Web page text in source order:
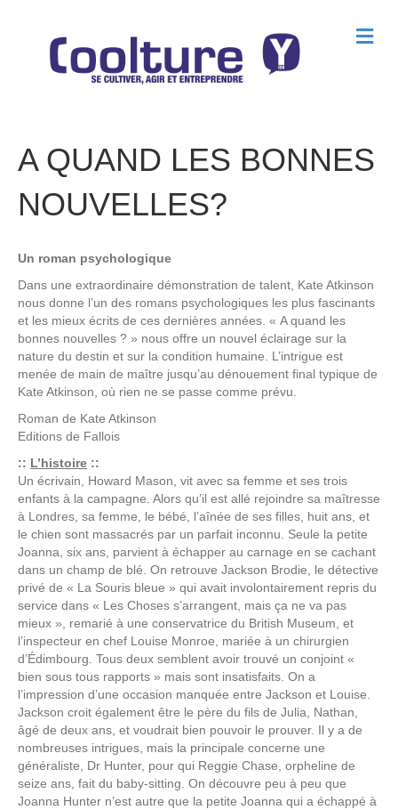
M
e
A QUAND LES BONNES
NOUVELLES?
Un roman psychologique
Dans une extraordinaire démonstration de talent, Kate Atkinson
nous donne l’un des romans psychologiques les plus fascinants
et les mieux écrits de ces dernières années. « A quand les
bonnes nouvelles ? » nous offre un nouvel éclairage sur la
nature du destin et sur la condition humaine. L’intrigue est
menée de main de maître jusqu’au dénouement final typique de
Kate Atkinson, où rien ne se passe comme prévu.
Roman de Kate Atkinson
Editions de Fallois
:: L’histoire ::
Un écrivain, Howard Mason, vit avec sa femme et ses trois
enfants à la campagne. Alors qu’il est allé rejoindre sa maîtresse
à Londres, sa femme, le bébé, l’aînée de ses filles, huit ans, et
le chien sont massacrés par un parfait inconnu. Seule la petite
Joanna, six ans, parvient à échapper au carnage en se cachant
dans un champ de blé. On retrouve Jackson Brodie, le détective
privé de « La Souris bleue » qui avait involontairement repris du
service dans « Les Choses s’arrangent, mais ça ne va pas
mieux », remarié à une conservatrice du British Museum, et
l’inspecteur en chef Louise Monroe, mariée à un chirurgien
d’Édimbourg. Tous deux semblent avoir trouvé un conjoint «
bien sous tous rapports » mais sont insatisfaits. On a
l’impression d’une occasion manquée entre Jackson et Louise.
Jackson croit également être le père du fils de Julia, Nathan,
âgé de deux ans, et voudrait bien pouvoir le prouver. Il y a de
nombreuses intrigues, mais la principale concerne une
généraliste, Dr Hunter, pour qui Reggie Chase, orpheline de
seize ans, fait du baby-sitting. On découvre peu à peu que
Joanna Hunter n’est autre que la petite Joanna qui a échappé à